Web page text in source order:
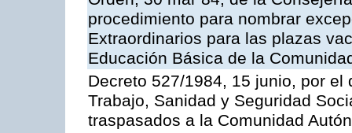
procedimiento para nombrar
Extraordinarios para las plazas
Educación Básica de la
Decreto 527/1984, 15 junio, por
Trabajo, Sanidad y Seguridad
traspasados a la Comunidad